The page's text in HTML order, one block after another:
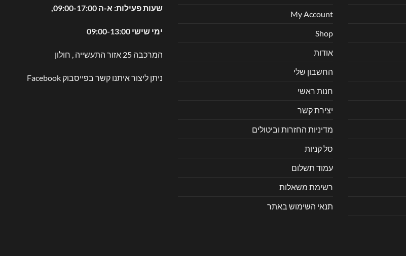
My Account
Shop
אודות
החשבון שלי
חנות ראשי
יצירת קשר
מדיניות החזרות וביטולים
סל קניות
עמוד תשלום
רשימת משאלות
תנאי השימוש באתר
שעות פעילות: א-ה 09:00-17:00,
ימי שישי 09:00-13:00
המרכבה 25 אזור התעשייה , חולון
ניתן ליצור איתנו קשר בפייסבוק Facebook